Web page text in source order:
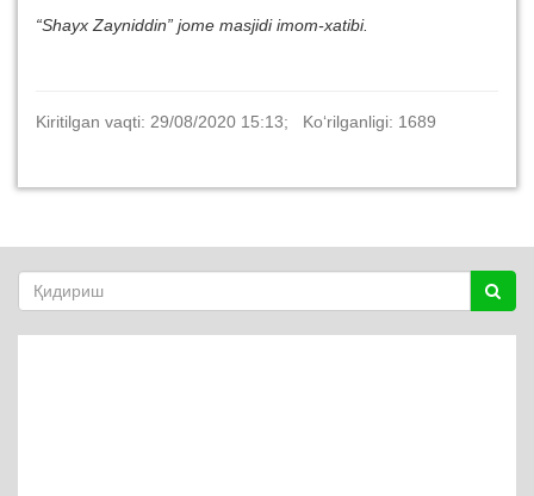
“Shayx Zayniddin” jome masjidi imom-xatibi.
Kiritilgan vaqti: 29/08/2020 15:13; Ko‘rilganligi: 1689